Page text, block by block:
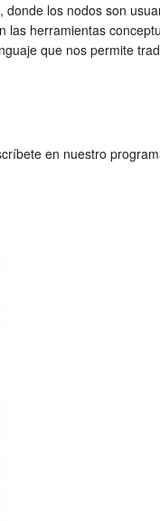
los nodos son
herramientas
que nos permite
en nuestro